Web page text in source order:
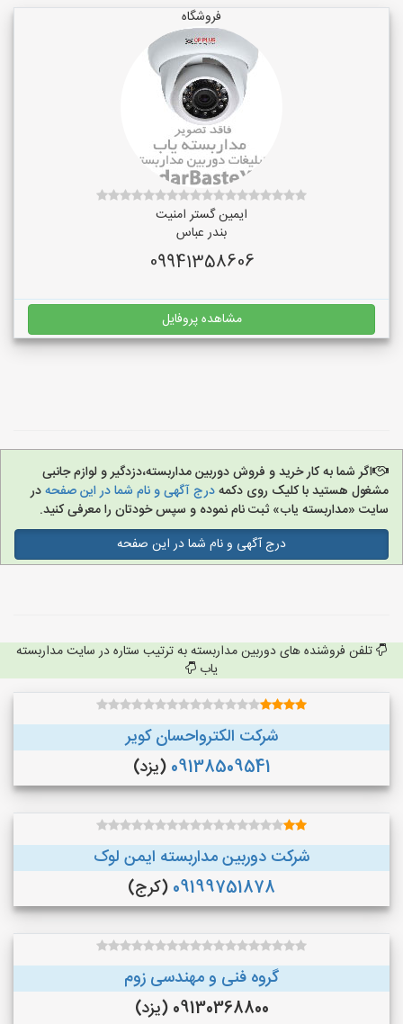
فروشگاه
ایمین گستر امنیت
بندر عباس
09941358606
مشاهده پروفایل
اگر شما به کار خرید و فروش دوربین مداربسته،دزدگیر و لوازم جانبی
مشغول هستید با کلیک روی دکمهدرج آگهی و نام شما در این صفحهدر
سایت «مداربسته یاب» ثبت نام نموده و سپس خودتان را معرفی کنید.
درج آگهی و نام شما در این صفحه
تلفن فروشنده های دوربین مداربسته به ترتیب ستاره در سایت مداربسته
یاب
شرکت الکترواحسان کویر
09138509541 (یزد)
شرکت دوربین مداربسته ایمن لوک
09199751878 (کرج)
گروه فنی و مهندسی زوم
09130368800 (یزد)